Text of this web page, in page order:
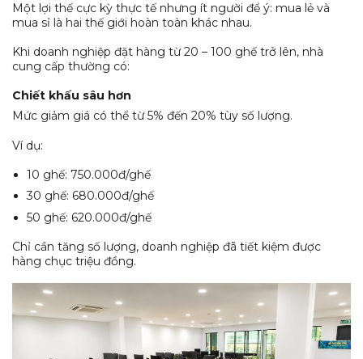
Một lợi thế cực kỳ thực tế nhưng ít người để ý: mua lẻ và
mua sỉ là hai thế giới hoàn toàn khác nhau.
Khi doanh nghiệp đặt hàng từ 20 – 100 ghế trở lên, nhà
cung cấp thường có:
Chiết khấu sâu hơn
Mức giảm giá có thể từ 5% đến 20% tùy số lượng.
Ví dụ:
10 ghế: 750.000đ/ghế
30 ghế: 680.000đ/ghế
50 ghế: 620.000đ/ghế
Chỉ cần tăng số lượng, doanh nghiệp đã tiết kiệm được
hàng chục triệu đồng.